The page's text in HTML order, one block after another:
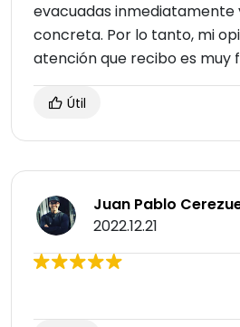
evacuadas inmediatamente
concreta. Por lo tanto, mi
atención que recibo es muy
Útil
Juan Pablo
2022.12.21